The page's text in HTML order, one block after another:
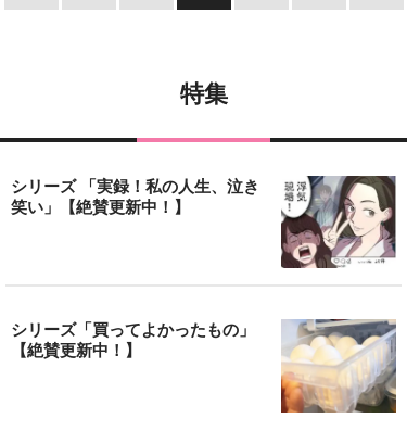
特集
シリーズ 「実録！私の人生、泣き
笑い」【絶賛更新中！】
シリーズ「買ってよかったもの」
【絶賛更新中！】